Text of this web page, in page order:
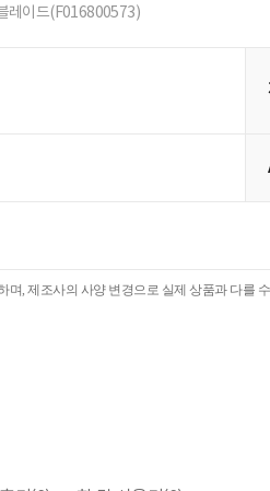
레이드(F016800573)
, 제조사의 사양 변경으로 실제 상품과 다를